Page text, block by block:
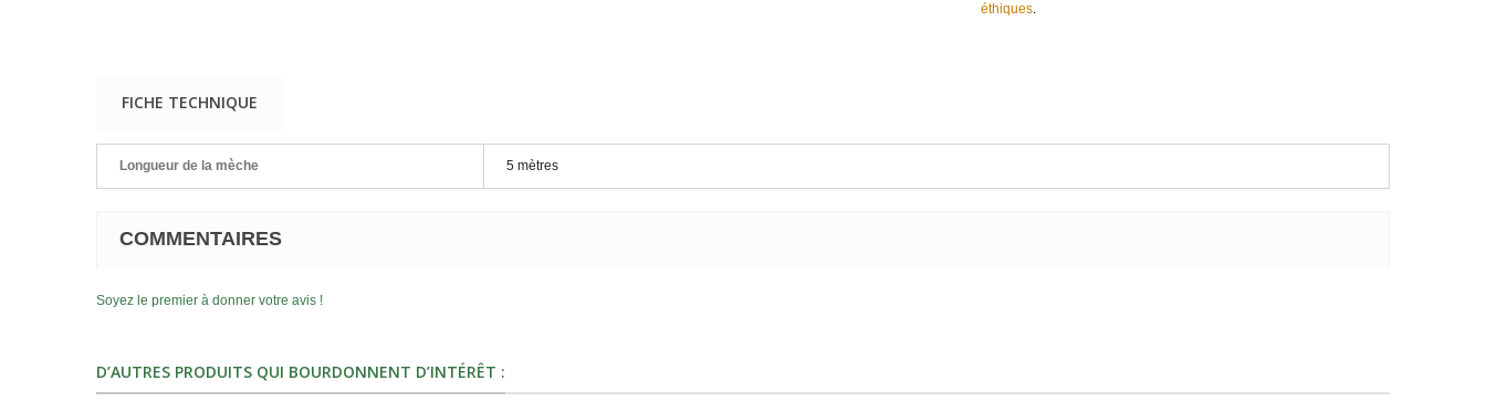
éthiques.
FICHE TECHNIQUE
Longueur de la mèche 5 mètres
COMMENTAIRES
Soyez le premier à donner votre avis !
D’AUTRES PRODUITS QUI BOURDONNENT D’INTÉRÊT :